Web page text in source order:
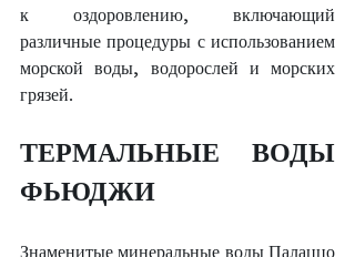
к оздоровлению, включающий
различные процедуры с использованием
морской воды, водорослей и морских
грязей.
ТЕРМАЛЬНЫЕ ВОДЫ
ФЬЮДЖИ